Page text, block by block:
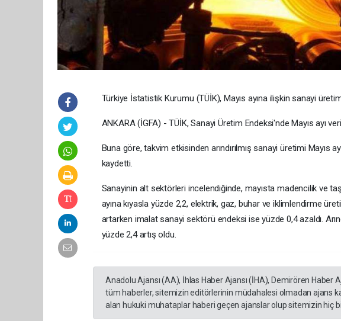
Türkiye İstatistik Kurumu (TÜİK), Mayıs ayına ilişkin sanayi
ANKARA (İGFA) - TÜİK, Sanayi Üretim Endeksi'nde Mayıs ayı
Buna göre, takvim etkisinden arındırılmış sanayi üretimi Mayıs
kaydetti.
Sanayinin alt sektörleri incelendiğinde, mayısta madencilik ve taş
ayına kıyasla yüzde 2,2, elektrik, gaz, buhar ve iklimlendirme
artarken imalat sanayi sektörü endeksi ise yüzde 0,4 azaldı.
yüzde 2,4 artış oldu.
Anadolu Ajansı (AA), İhlas Haber Ajansı (İHA), Demirören Haber
tüm haberler, sitemizin editörlerinin müdahalesi olmadan ajans
alan hukuki muhataplar haberi geçen ajanslar olup sitemizin hiç